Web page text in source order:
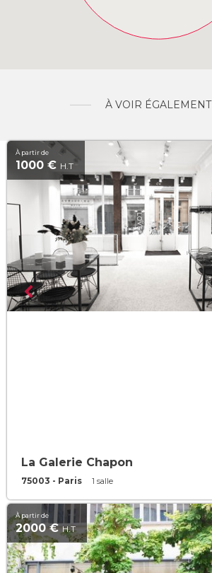
À VOIR ÉGALEMENT
À partir de
1000 € H.T
La Galerie Chapon
75003 - Paris 1 salle
À partir de
2000 €H.T